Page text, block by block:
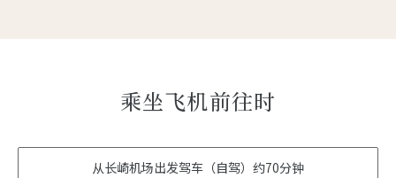
乘坐飞机前往时
从长崎机场出发驾车（自驾）约70分钟